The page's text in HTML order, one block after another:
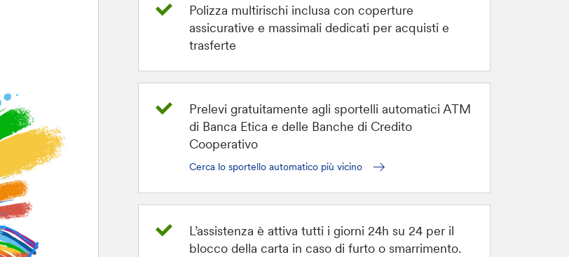
Polizza multirischi inclusa con coperture
assicurative e massimali dedicati per acquisti e
trasferte
Prelevi gratuitamente agli sportelli automatici ATM
di Banca Etica e delle Banche di Credito
Cooperativo
Cerca lo sportello automatico più vicino
L’assistenza è attiva tutti i giorni 24h su 24 per il
blocco della carta in caso di furto o smarrimento.